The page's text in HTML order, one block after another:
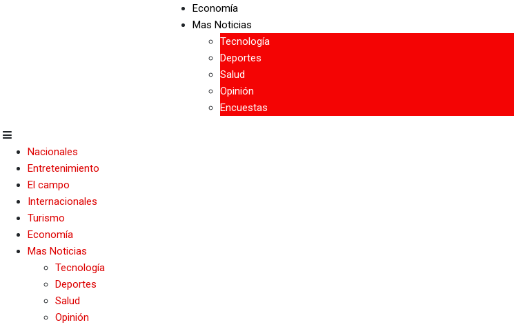
Economía
Mas Noticias
Tecnología
Deportes
Salud
Opinión
Encuestas
Nacionales
Entretenimiento
El campo
Internacionales
Turismo
Economía
Mas Noticias
Tecnología
Deportes
Salud
Opinión